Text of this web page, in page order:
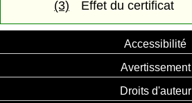
(3)
Effet du certificat
Accessibilité
Avertissement
Droits d'auteur